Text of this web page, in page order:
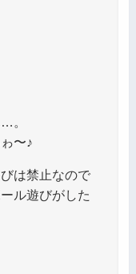
。
〜♪
は禁止なので
ル遊びがした